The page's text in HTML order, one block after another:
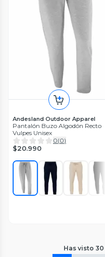
Andesland Outdoor Apparel
Pantalón Buzo Algodón Recto
Vulpes Unisex
0(0)
$20.990
Has visto 30